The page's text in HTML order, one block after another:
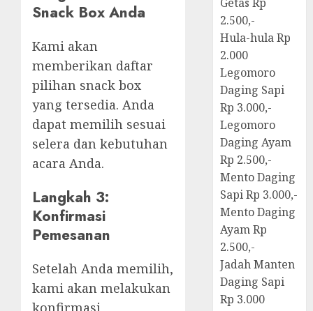
Snack Box Anda
Kami akan
memberikan daftar
pilihan snack box
yang tersedia. Anda
dapat memilih sesuai
selera dan kebutuhan
acara Anda.
Langkah 3:
Konfirmasi
Pemesanan
Setelah Anda memilih,
kami akan melakukan
konfirmasi
2.500,-
Hula-hula Rp
2.000
Legomoro
Daging Sapi
Rp 3.000,-
Legomoro
Daging Ayam
Rp 2.500,-
Mento Daging
Sapi Rp 3.000,-
Mento Daging
Ayam Rp
2.500,-
Jadah Manten
Daging Sapi
Rp 3.000